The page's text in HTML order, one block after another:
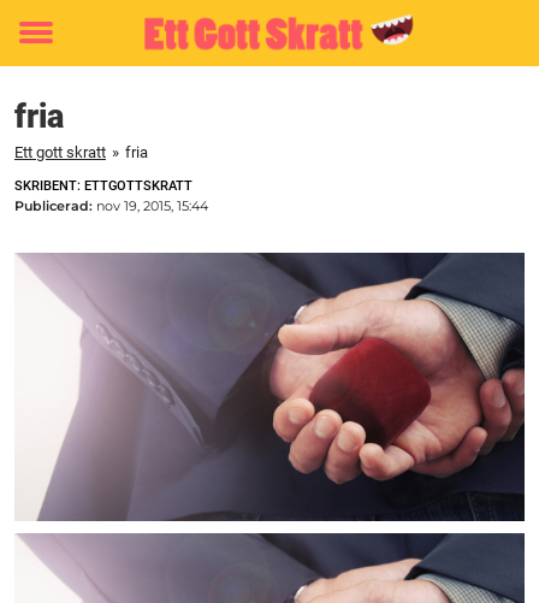
Toggle
fria
Ett gott skratt » fria
SKRIBENT: ETTGOTTSKRATT
Publicerad: nov 19, 2015, 15:44